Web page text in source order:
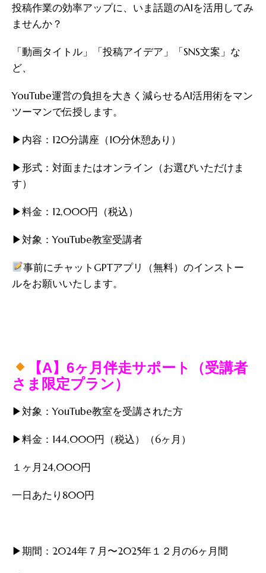
投稿作業の効率アップに、いま話題のAIを活用してみ
ませんか？
「動画タイトル」「投稿アイデア」「SNS文案」な
ど、
YouTube運営の負担を大きく減らせるAI活用術をマン
ツーマンで伝授します。
▶︎内容：120分講座（10分休憩あり）
▶︎形式：対面またはオンライン（お選びいただけま
す）
▶︎料金：12,000円（税込）
▶︎対象：YouTube教室受講者
事前にチャットGPTアプリ（無料）のインストー
ルをお願いいたします。
【A】6ヶ月伴走サポート（受講者
さま限定プラン）
▶︎対象：YouTube教室を受講された方
▶︎料金：144,000円（税込）（6ヶ月）
１ヶ月24,000円
一日あたり800円
▶︎期間：2024年７月〜2025年１２月の6ヶ月間